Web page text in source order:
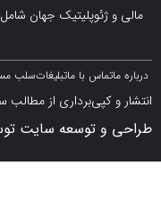
جهان شامل فارکس،
با ما تبلیغاتسلب مسئولیت
از مطالب سایت
سایت توسط آژانس